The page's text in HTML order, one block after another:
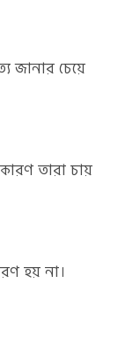
জানার চেয়ে
তারা চায়
হয় না।